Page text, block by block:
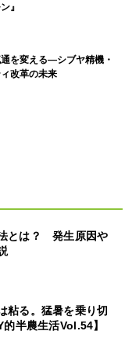
』
を変える―シブヤ精機・
改革の未来
とは？ 発生原因や
粘る。猛暑を乗り切
半農生活Vol.54】